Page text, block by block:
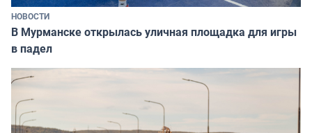
НОВОСТИ
В Мурманске открылась уличная площадка для игры
в падел